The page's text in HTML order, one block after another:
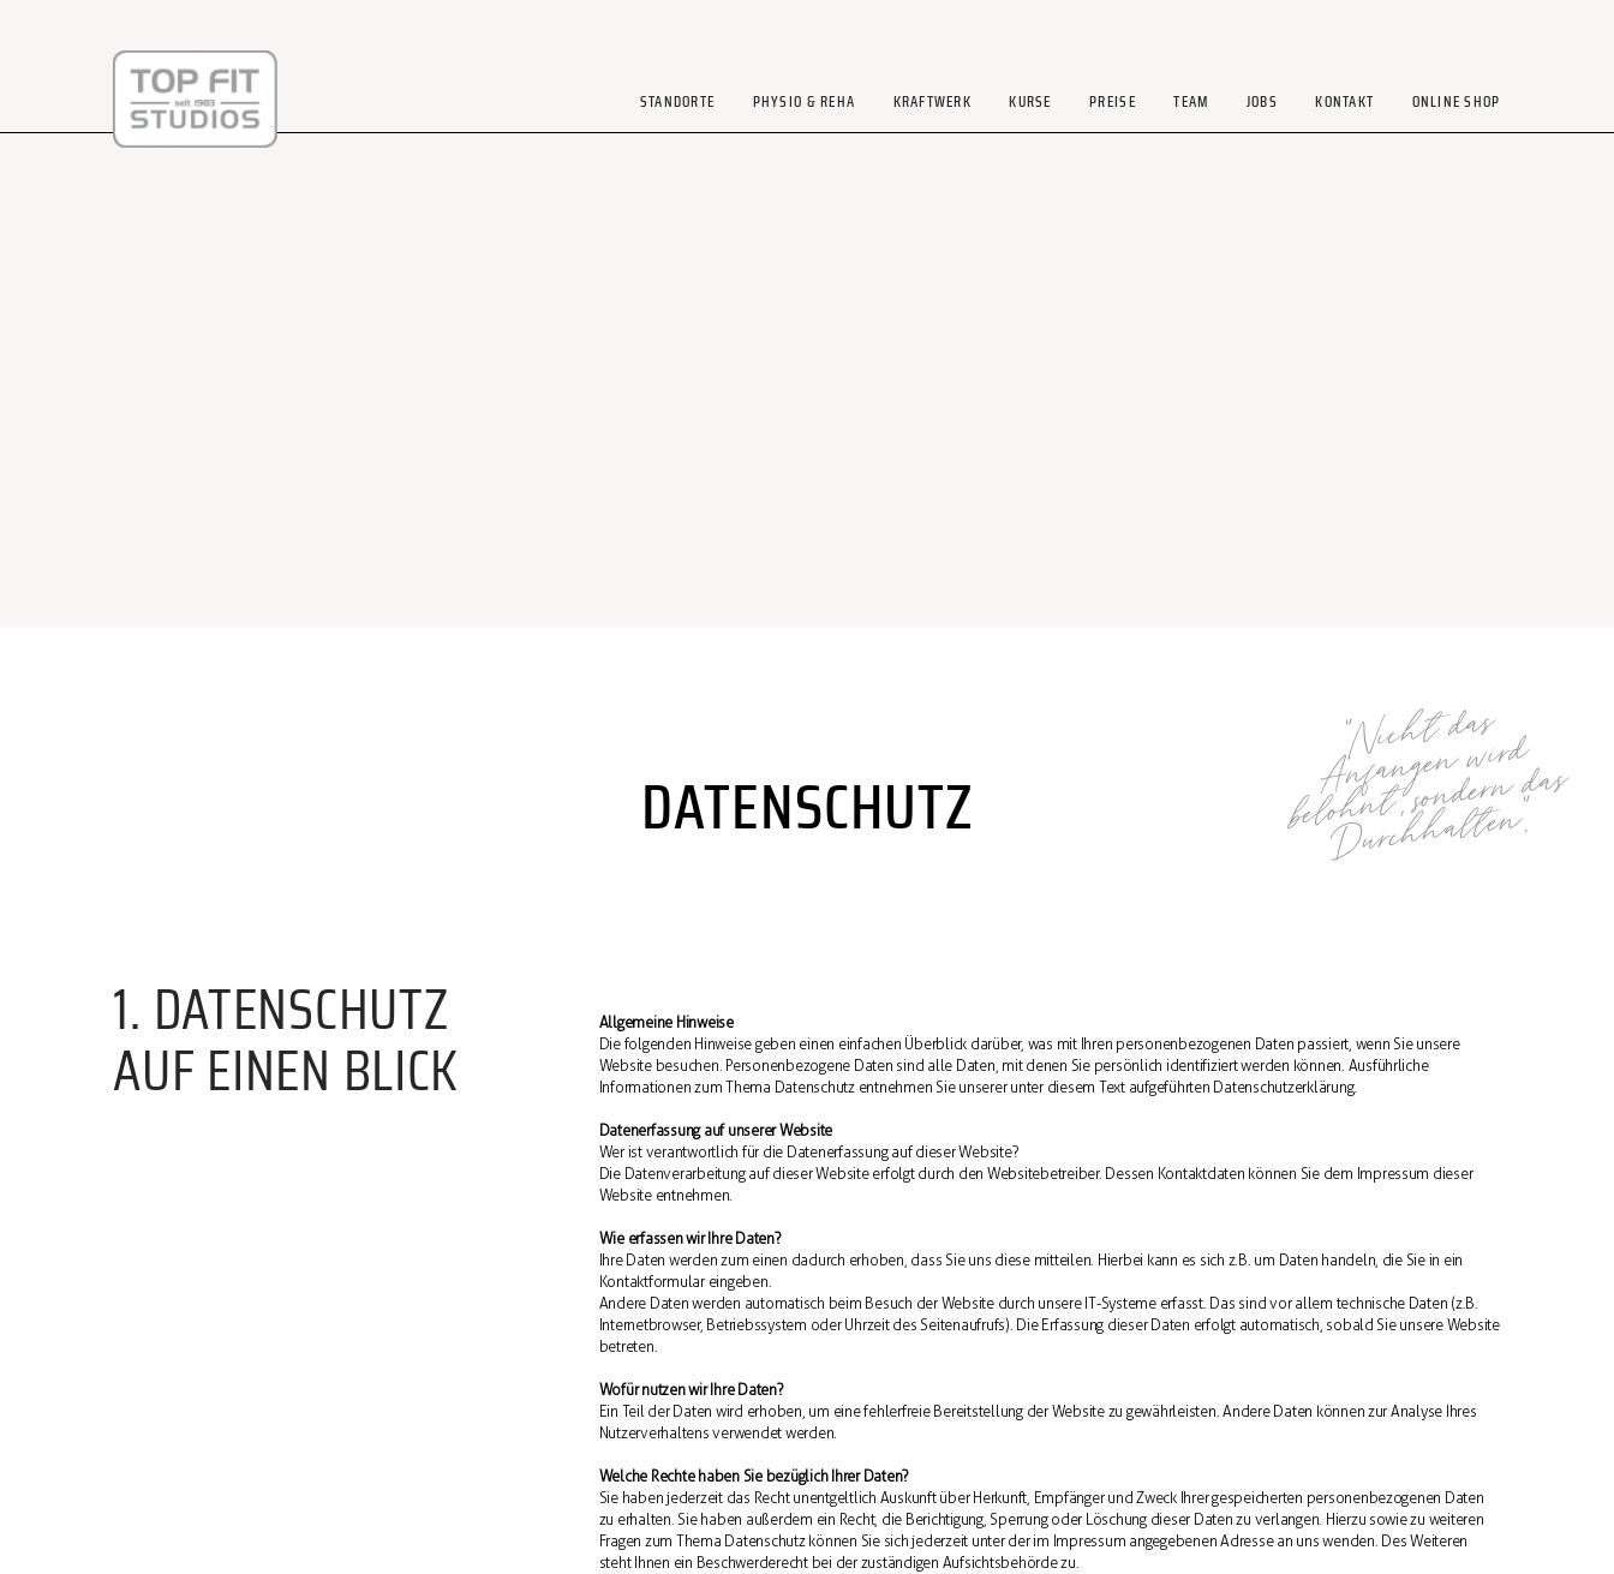
STANDORTE PHYSIO & REHA KRAFTWERK KURSE PREISE TEAM JOBS KONTAKT ONLINE SHOP
"
Nic
ht das
A
nfa
nge
n
wird
belo
h
nt, so
nder
n das
Durc
h
halte
n."
DATENSCHUTZ
1. DATENSCHUTZ
AUF EINEN BLICK
Allgemeine Hinweise
Die folgenden Hinweise geben einen einfachen Überblick darüber, was mit Ihren personenbezogenen Daten passiert, wenn Sie unsere
Website besuchen. Personenbezogene Daten sind alle Daten, mit denen Sie persönlich identifiziert werden können. Ausführliche
Informationen zum Thema Datenschutz entnehmen Sie unserer unter diesem Text aufgeführten Datenschutzerklärung.
Datenerfassung auf unserer Website
Wer ist verantwortlich für die Datenerfassung auf dieser Website?
Die Datenverarbeitung auf dieser Website erfolgt durch den Websitebetreiber. Dessen Kontaktdaten können Sie dem Impressum dieser
Website entnehmen.
Wie erfassen wir Ihre Daten?
Ihre Daten werden zum einen dadurch erhoben, dass Sie uns diese mitteilen. Hierbei kann es sich z.B. um Daten handeln, die Sie in ein
Kontaktformular eingeben.
Andere Daten werden automatisch beim Besuch der Website durch unsere IT-Systeme erfasst. Das sind vor allem technische Daten (z.B.
Internetbrowser, Betriebssystem oder Uhrzeit des Seitenaufrufs). Die Erfassung dieser Daten erfolgt automatisch, sobald Sie unsere Website
betreten.
Wofür nutzen wir Ihre Daten?
Ein Teil der Daten wird erhoben, um eine fehlerfreie Bereitstellung der Website zu gewährleisten. Andere Daten können zur Analyse Ihres
Nutzerverhaltens verwendet werden.
Welche Rechte haben Sie bezüglich Ihrer Daten?
Sie haben jederzeit das Recht unentgeltlich Auskunft über Herkunft, Empfänger und Zweck Ihrer gespeicherten personenbezogenen Daten
zu erhalten. Sie haben außerdem ein Recht, die Berichtigung, Sperrung oder Löschung dieser Daten zu verlangen. Hierzu sowie zu weiteren
Fragen zum Thema Datenschutz können Sie sich jederzeit unter der im Impressum angegebenen Adresse an uns wenden. Des Weiteren
steht Ihnen ein Beschwerderecht bei der zuständigen Aufsichtsbehörde zu.